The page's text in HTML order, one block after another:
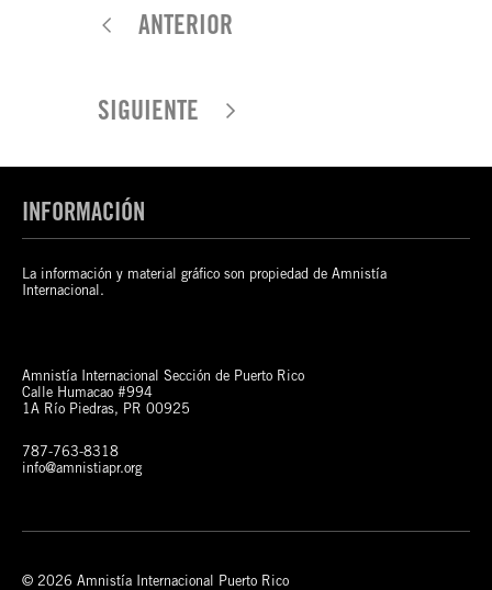
ANTERIOR
SIGUIENTE
INFORMACIÓN
La información y material gráfico son propiedad de Amnistía
Internacional.
Amnistía Internacional Sección de Puerto Rico
Calle Humacao #994
1A Río Piedras, PR 00925
787-763-8318
info@amnistiapr.org
© 2026 Amnistía Internacional Puerto Rico